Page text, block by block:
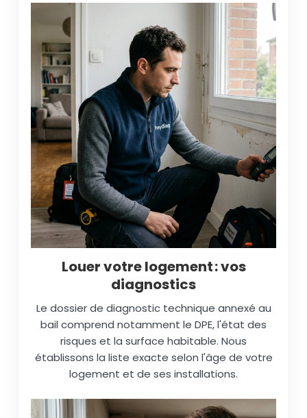
Louer votre logement : vos
diagnostics
Le dossier de diagnostic technique annexé au
bail comprend notamment le DPE, l'état des
risques et la surface habitable. Nous
établissons la liste exacte selon l'âge de votre
logement et de ses installations.